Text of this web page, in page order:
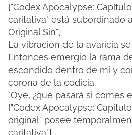
["Codex Apocalypse:
caritativa" está subordinado
Original Sin".]
La vibración de la avaricia
Entonces emergió la rama
escondido dentro de mí y
corona de la codicia.
"Oye, ¿qué pasará si comes
["Codex Apocalypse:
original" posee
caritativa".]